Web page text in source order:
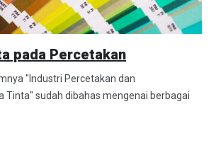
pada Percetakan
"Industri Percetakan dan
Tinta" sudah dibahas mengenai berbagai